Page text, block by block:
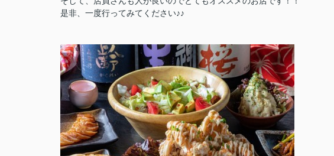
是非、一度行ってみてください♪♪